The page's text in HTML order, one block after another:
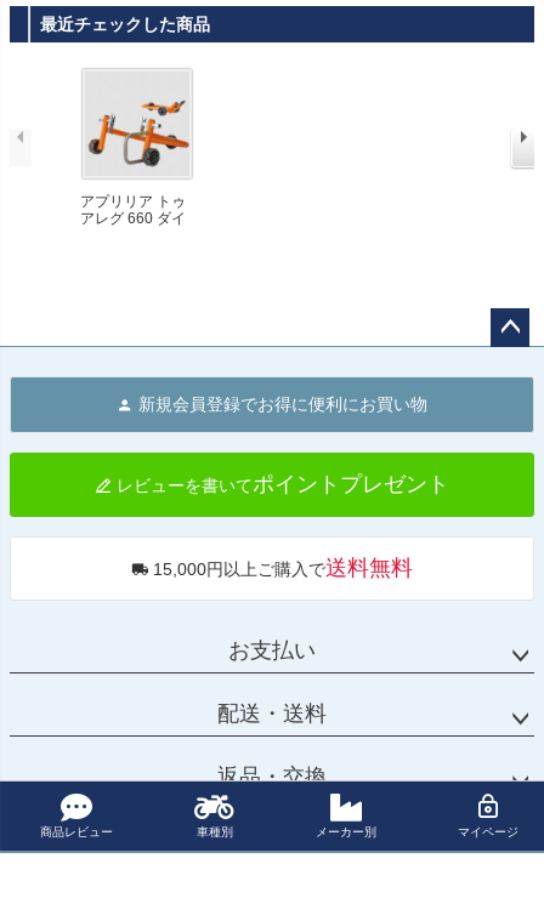
商品レビュー 車種別 メーカー別 マイページ
最近チェックした商品
アプリリア トゥ
アレグ 660 ダイ
へ
新規会員登録でお得に便利にお買い物
レビューを書いてポイントプレゼント
15,000円以上ご購入で送料無料
お支払い
配送・送料
返品・交換
お問合せ先